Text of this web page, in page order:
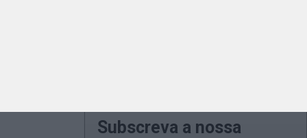
Subscreva a nossa